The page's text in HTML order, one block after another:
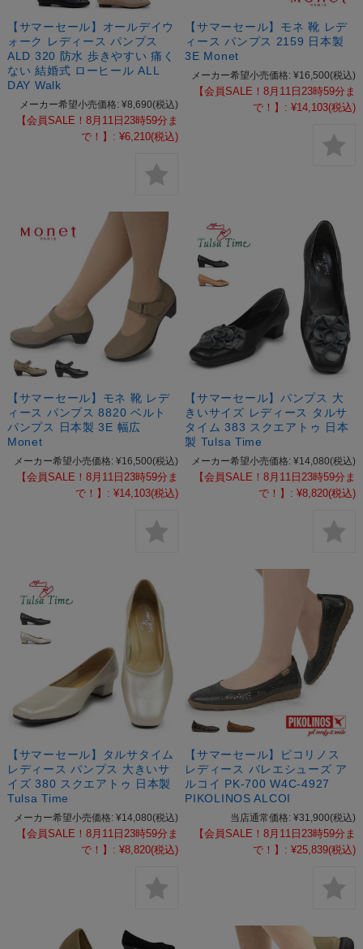
【サマーセール】オールデイウ
ォーク レディース パンプス
ALD 320 防水 歩きやすい 痛く
ない 結婚式 ローヒール ALL
DAY Walk
メーカー希望小売価格: ¥8,690(税込)
【会員SALE！8月11日23時59分ま
で！】: ¥6,210(税込)
【サマーセール】モネ 靴 レデ
ィース パンプス 2159 日本製
3E Monet
メーカー希望小売価格: ¥16,500(税込)
【会員SALE！8月11日23時59分ま
で！】: ¥14,103(税込)
【サマーセール】モネ 靴 レデ
ィース パンプス 8820 ベルト
パンプス 日本製 3E 幅広
Monet
メーカー希望小売価格: ¥16,500(税込)
【会員SALE！8月11日23時59分ま
で！】: ¥14,103(税込)
【サマーセール】パンプス 大
きいサイズ レディース タルサ
タイム 383 スクエアトゥ 日本
製 Tulsa Time
メーカー希望小売価格: ¥14,080(税込)
【会員SALE！8月11日23時59分ま
で！】: ¥8,820(税込)
【サマーセール】タルサタイム
レディース パンプス 大きいサ
イズ 380 スクエアトゥ 日本製
Tulsa Time
メーカー希望小売価格: ¥14,080(税込)
【会員SALE！8月11日23時59分ま
で！】: ¥8,820(税込)
【サマーセール】ピコリノス
レディース バレエシューズ ア
ルコイ PK-700 W4C-4927
PIKOLINOS ALCOI
当店通常価格: ¥31,900(税込)
【会員SALE！8月11日23時59分ま
で！】: ¥25,839(税込)